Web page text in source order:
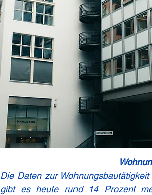
Die Daten zur
gibt es heute rund 14 Prozent